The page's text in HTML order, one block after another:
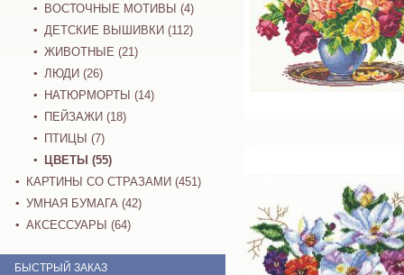
ВОСТОЧНЫЕ МОТИВЫ (4)
ДЕТСКИЕ ВЫШИВКИ (112)
ЖИВОТНЫЕ (21)
ЛЮДИ (26)
НАТЮРМОРТЫ (14)
ПЕЙЗАЖИ (18)
ПТИЦЫ (7)
ЦВЕТЫ (55)
КАРТИНЫ СО СТРАЗАМИ (451)
УМНАЯ БУМАГА (42)
АКСЕССУАРЫ (64)
БЫСТРЫЙ ЗАКАЗ